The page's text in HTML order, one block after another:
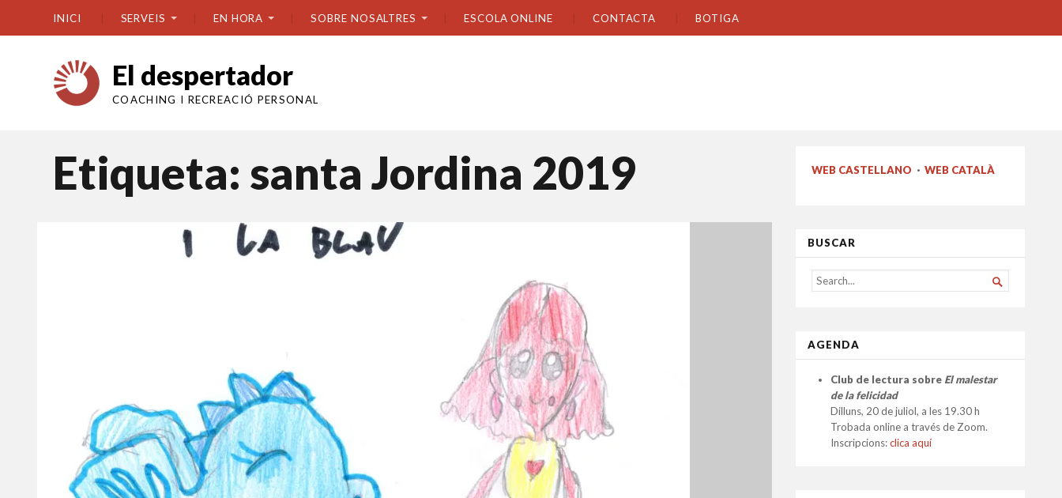
INICI SERVEIS EN HORA SOBRE NOSALTRES ESCOLA ONLINE CONTACTA BOTIGA
El despertador
COACHING I RECREACIÓ PERSONAL
Etiqueta: santa Jordina 2019 WEB CASTELLANO · WEB CATALÀ
BUSCAR
SEARCH
FOR...

AGENDA
Club de lectura sobre El malestar
de la felicidad
Dilluns, 20 de juliol, a les 19.30 h
Trobada online a través de Zoom.
Inscripcions:clica aquí